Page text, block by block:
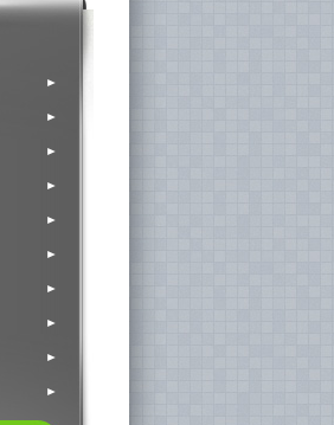
►
►
►
►
►
►
►
►
►
►